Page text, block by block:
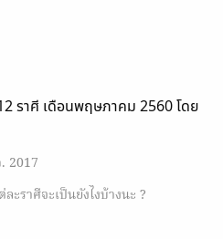
ราศี เดือนพฤษภาคม 2560 โดย
2017
ะราศีจะเป็นยังไงบ้างนะ ?